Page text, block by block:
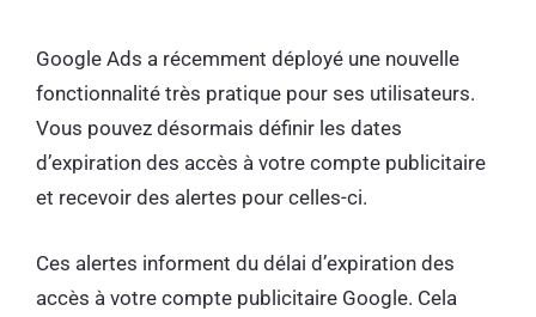
Google Ads a récemment déployé une nouvelle
fonctionnalité très pratique pour ses utilisateurs.
Vous pouvez désormais définir les dates
d’expiration des accès à votre compte publicitaire
et recevoir des alertes pour celles-ci.
Ces alertes informent du délai d’expiration des
accès à votre compte publicitaire Google. Cela